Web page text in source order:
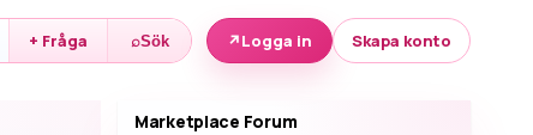
+ Fråga ⌕Sök ↗Logga in Skapa konto
Marketplace Forum